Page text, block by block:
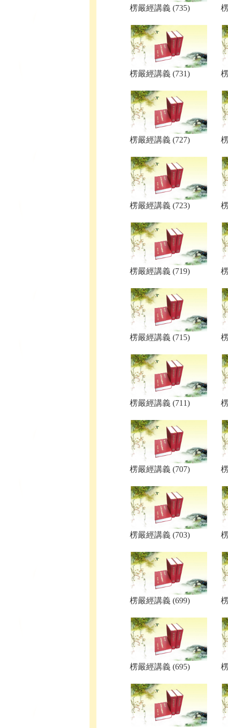
楞嚴經講義 (735)
楞嚴經講義 (731)
楞嚴經講義 (727)
楞嚴經講義 (723)
楞嚴經講義 (719)
楞嚴經講義 (715)
楞嚴經講義 (711)
楞嚴經講義 (707)
楞嚴經講義 (703)
楞嚴經講義 (699)
楞嚴經講義 (695)